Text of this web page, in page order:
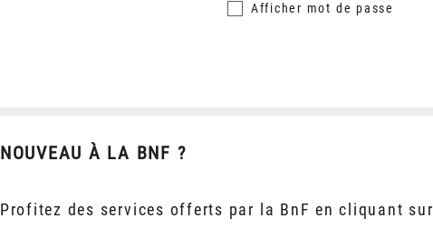
Afficher mot de passe
NOUVEAU À LA BNF ?
Profitez des services offerts par la BnF en cliquant sur